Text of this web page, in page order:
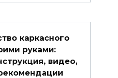
каркасного
руками:
видео,